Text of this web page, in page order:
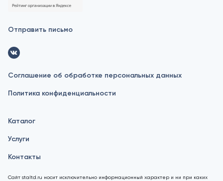
Отправить письмо
Соглашение об обработке персональных данных
Политика конфиденциальности
Каталог
Услуги
Контакты
Сайт staltd.ru носит исключительно информационный характер и ни при каких